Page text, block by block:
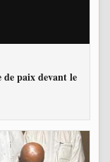
paix devant le